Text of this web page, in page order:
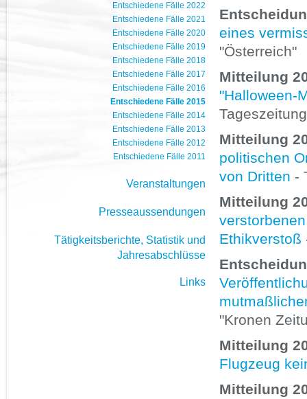
Entschiedene Fälle 2022
Entschiedene Fälle 2021
Entschiedene Fälle 2020
Entschiedene Fälle 2019
Entschiedene Fälle 2018
Entschiedene Fälle 2017
Entschiedene Fälle 2016
Entschiedene Fälle 2015
Entschiedene Fälle 2014
Entschiedene Fälle 2013
Entschiedene Fälle 2012
Entschiedene Fälle 2011
Veranstaltungen
Presseaussendungen
Tätigkeitsberichte, Statistik und
Jahresabschlüsse
Links
eines
"Österreich"
Mitteilung
"Halloween-
Mitteilung
politischen
von Dritten -
Mitteilung
Ethikverstoß
"Kronen
Mitteilung
Flugzeug
Mitteilung